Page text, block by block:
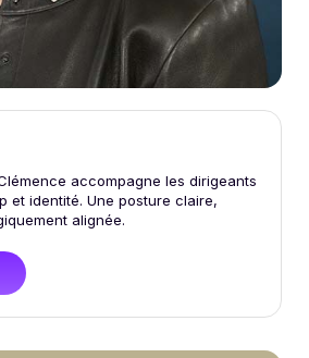
accompagne les dirigeants
et identité. Une posture claire,
alignée.